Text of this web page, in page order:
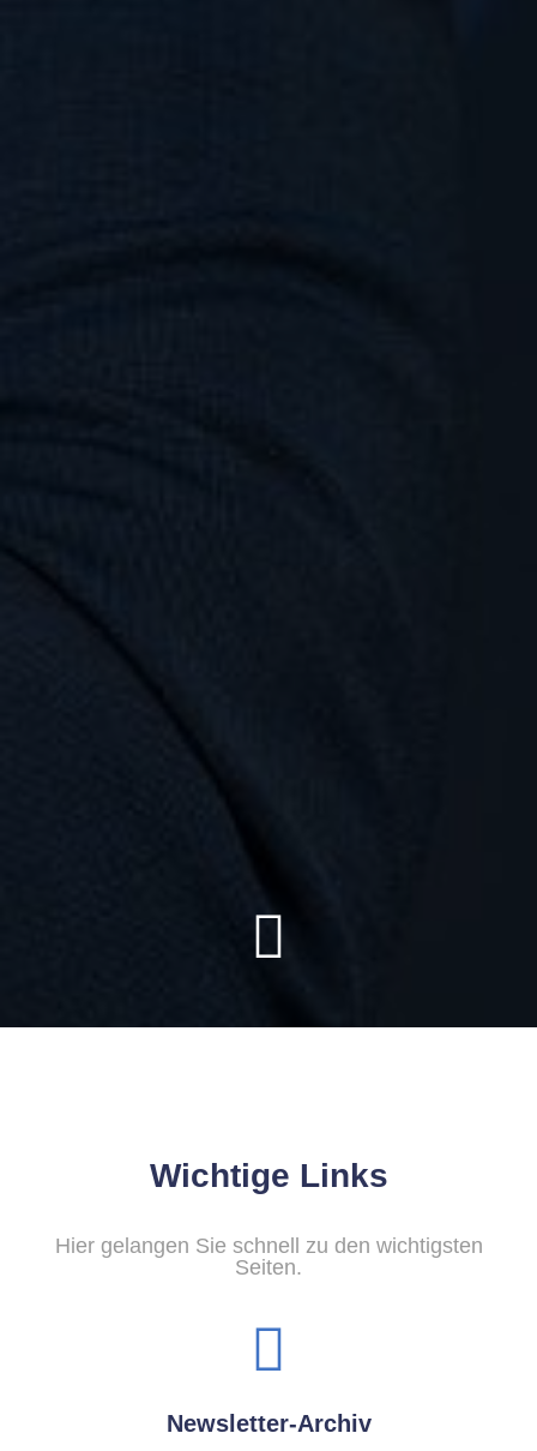
Wichtige Links
Hier gelangen Sie schnell zu den wichtigsten
Seiten.
Newsletter-Archiv